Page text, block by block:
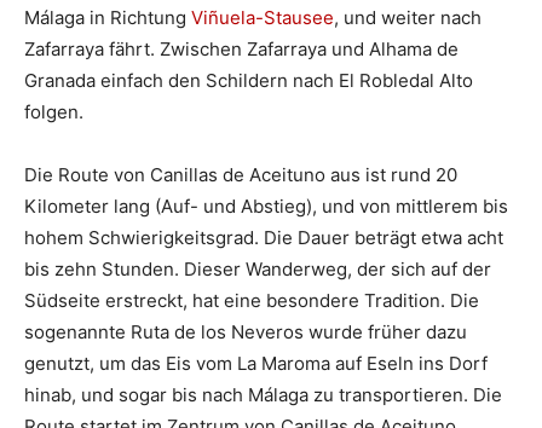
Málaga in Richtung Viñuela-Stausee, und weiter nach
Zafarraya fährt. Zwischen Zafarraya und Alhama de
Granada einfach den Schildern nach El Robledal Alto
folgen.
Die Route von Canillas de Aceituno aus ist rund 20
Kilometer lang (Auf- und Abstieg), und von mittlerem bis
hohem Schwierigkeitsgrad. Die Dauer beträgt etwa acht
bis zehn Stunden. Dieser Wanderweg, der sich auf der
Südseite erstreckt, hat eine besondere Tradition. Die
sogenannte Ruta de los Neveros wurde früher dazu
genutzt, um das Eis vom La Maroma auf Eseln ins Dorf
hinab, und sogar bis nach Málaga zu transportieren. Die